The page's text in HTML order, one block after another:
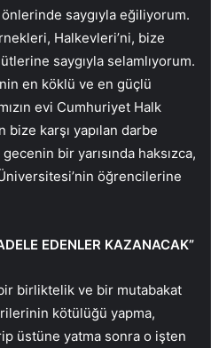
önlerinde saygıyla eğiliyorum.
Halkevleri’ni, bize
saygıyla selamlıyorum.
en köklü ve en güçlü
evi Cumhuriyet Halk
karşı yapılan darbe
bir yarısında haksızca,
öğrencilerine
EDENLER KAZANACAK”
birliktelik ve bir mutabakat
kötülüğü yapma,
üstüne yatma sonra o işten